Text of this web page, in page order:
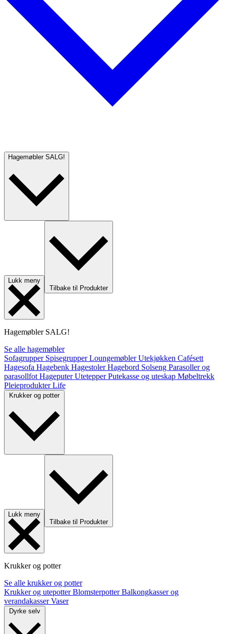
Hagemøbler SALG!
Lukk meny
Tilbake til Produkter
Hagemøbler SALG!
Se alle hagemøbler
Sofagrupper SpisegrupperLoungemøblerUtekjøkken Cafésett
Hagesofa Hagebenk HagestolerHagebord Solseng Parasoller og
parasollfot HageputerUtetepperPutekasse og uteskap Møbeltrekk
PleieprodukterLife
Krukker og potter
Lukk meny
Tilbake til Produkter
Krukker og potter
Se alle krukker og potter
Krukker og utepotterBlomsterpotterBalkongkasser og
verandakasserVaser